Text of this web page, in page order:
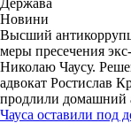
Новини
Высший
меры пресечения
Николаю Чаусу.
адвокат Ростислав
продлили домашний
Чауса оставили под